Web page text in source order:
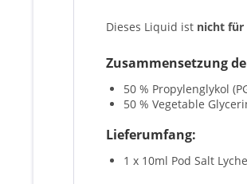
Dieses Liquid ist nicht für
Zusammensetzung
50 % Propylenglykol
50 % Vegetable
Lieferumfang:
1 x 10ml Pod Salt